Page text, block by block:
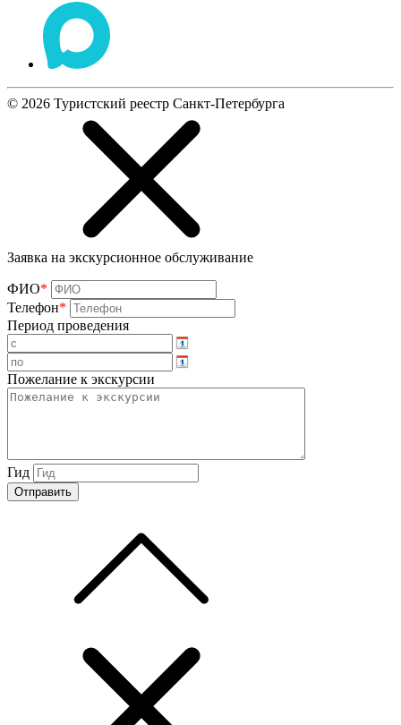
© 2026 Туристский реестр Санкт-Петербурга
Заявка на экскурсионное обслуживание
ФИО*
Телефон*
Период проведения
Пожелание к экскурсии
Гид